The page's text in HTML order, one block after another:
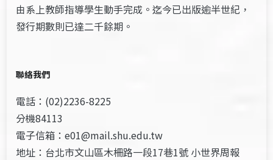
由系上教師指導學生動手完成。迄今已出版逾半世紀，
發行期數則已達二千餘期。
聯絡我們
電話：(02)2236-8225
分機84113
電子信箱：e01@mail.shu.edu.tw
地址：台北市文山區木柵路一段17巷1號 小世界周報